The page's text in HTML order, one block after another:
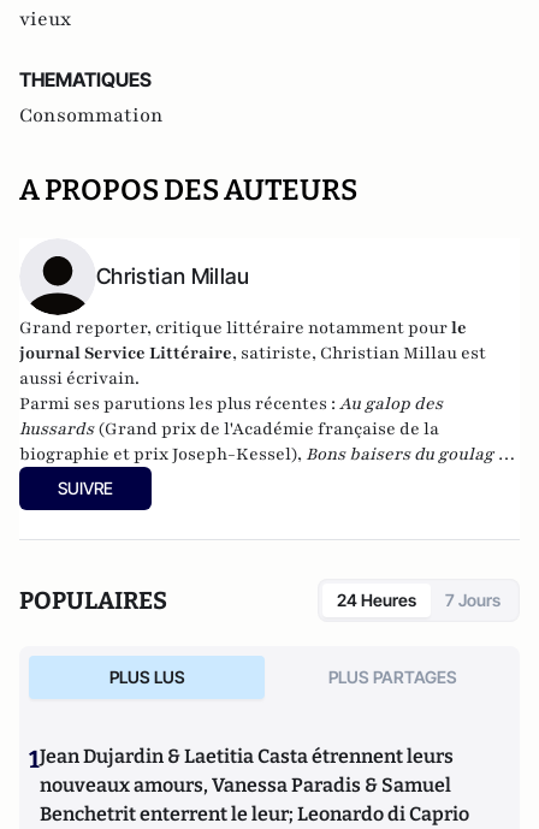
vieux
THEMATIQUES
Consommation
A PROPOS DES AUTEURS
Christian Millau
Grand reporter, critique littéraire notamment pourle
journal Service Littéraire, satiriste, Christian Millau est
aussi écrivain.
Parmi ses parutions les plus récentes : Au galop des
hussards(Grand prix de l'Académie française de la
biographie et prix Joseph-Kessel), Bons baisers du goulaget
aux éditions du Rocher,
impoli
(prix du livre incorrect 2011),
SUIVRE
POPULAIRES 24 Heures 7 Jours
PLUS LUS PLUS PARTAGES
1Jean Dujardin & Laetitia Casta étrennent leurs
nouveaux amours, Vanessa Paradis & Samuel
Benchetrit enterrent le leur; Leonardo di Caprio